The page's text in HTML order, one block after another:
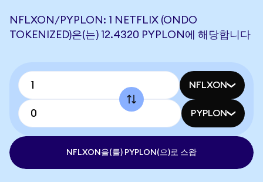
NFLXON/PYPLON: 1 NETFLIX (ONDO
TOKENIZED)은(는) 12.4320 PYPLON에 해당합니다
NFLXON
PYPLON
NFLXON을(를) PYPLON(으)로 스왑